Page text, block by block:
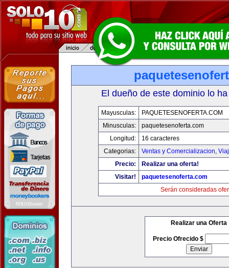
El dueño de este dominio lo
Mayusculas:
PAQUETESENOFERTA.COM
Minusculas:
paquetesenoferta.com
Longitud:
16 caracteres
Categorias:
Ventas y Comercializacion,
Precio:
Realizar una oferta!
Visitar!
paquetesenoferta.com
Serán consideradas
Realizar una Oferta
Precio Ofrecido $